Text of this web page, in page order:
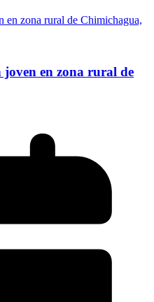
en zona rural de